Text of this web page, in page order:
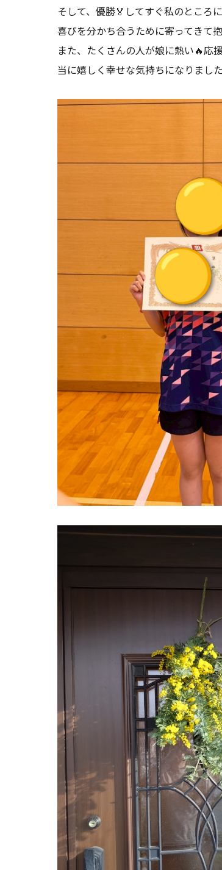
そして、優勝🏅してすぐ私のところ
喜びを分かち合うために寄ってきて
また、たくさんの人が娘に熱い🔥応
当に嬉しく幸せな気持ちになりました